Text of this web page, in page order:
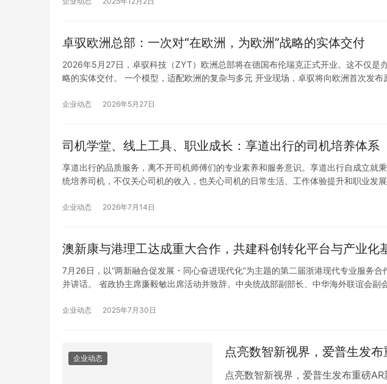
卓驭欧洲总部：一次对“在欧洲，为欧洲”战略的实体交付
2026年5月27日，卓驭科技（ZYT）欧洲总部将在德国布伦瑞克正式开业。这不仅是
略的实体交付。 一个模型，适配欧洲的复杂与多元 开业现场，卓驭将向欧洲首次发
企业动态 2026年5月27日
司机学堂、线上工具、职业成长：享道出行的司机培养体系
享道出行的品质服务，离不开司机师傅们的专业素养和服务意识。享道出行自成立就
统培养司机，不仅关心司机的收入，也关心司机的日常生活、工作体验提升和职业发
AP…
企业动态 2026年7月14日
澳新康与港理工达成重大合作，共建科创转化平台与产业化
7月26日，以“两新融合促发展・同心奋进现代化”为主题的第二届浙港现代专业服务
并讲话。 省政协主席廉毅敏出席活动并致辞。中央统战部副部长、中华海外联谊会副
香…
企业动态 2025年7月30日
企业动态 点亮数智新视界，爱普生发布
点亮数智新视界，爱普生发布重磅